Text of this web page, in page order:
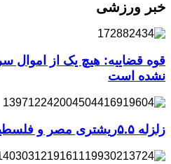
خبر ورزشی
قوه قضاییه: هیچ یک از اموال
نشده است
زلزله ۵.۵ریشتری مصر و فلسطین را لرزاند